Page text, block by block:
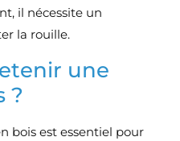
il nécessite un
la rouille.
une
?
bois est essentiel pour